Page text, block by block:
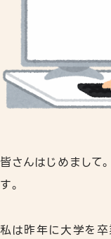
若年者就労
企業向けサー
リワークプロ
相談支援
下北沢事業所
皆さんはじめまして
す。
私は昨年に大学を卒